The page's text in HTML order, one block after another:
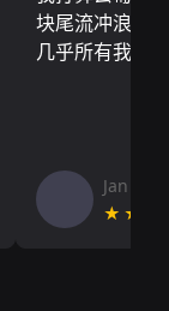
块尾流冲浪板
几乎所有我需
Jan V